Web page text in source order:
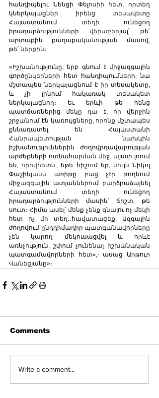
հանդիպելու Նենցի Փելոսիի հետ, որտեղ
կներկայացներ իրենց տեսակետը
Հայաստանում տեղի ունեցող
իրադարձությունների վերաբերյալ՝ թե՛
արտաքին քաղաքականության մասով,
թե՛ ներքին։
«Իշխանությունը, երբ գնում է միջազգային
գործընկերների հետ հանդիպումների, նա
մշտապես ներկայացնում է իր տեսակետը,
և չի լինում հակառակ տեսակետ
ներկայացնող։ Եւ երևի թե հենց
պատճառներից մեկը դա է, որ վերջին
շրջանում էն կառույցները, որոնք մշտապես
քննադատել են Հայաստանի
Հանրապետության նախկին
իշխանություններին ժողովրդավարության
արժեքների ոտնահարման մեջ, այսօր լռում
են, որովհետև, եթե հիշում եք, նույն Նիկոլ
Փաշինյանն առիթը բաց չէր թողնում
միջազգային ատյաններում բարձրաձայնել
Հայաստանում տեղի ունեցող
իրադարձությունների մասին՝ ճիշտ, թե
սուտ։ Հիմա ասել՝ մենք չենք գնալու ոչ մեկի
հետ ոչ մի տեղ․․հավատացեք, Ազգային
ժողովում ընդդիմադիր պատգանավորները
չեն կարող մեկուսացվել և որևէ
առնչություն, շփում չունենալ իշխանական
պատգամավորների հետ»,- ասաց Արթուր
Վանեցյանը»։
Comments
Write a comment...